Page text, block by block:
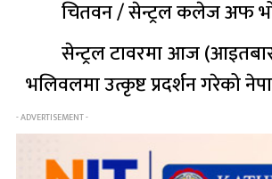
चितवन / सेन्ट्रल कलेज अफ
सेन्ट्रल टावरमा आज
भलिवलमा उत्कृष्ट प्रदर्शन गरेको
- ADVERTISEMENT -